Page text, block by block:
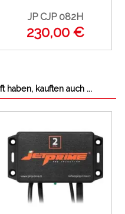
JP CJP 082H
230,00 €
haben, kauften auch ...